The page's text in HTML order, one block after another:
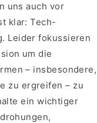
uns auch vor
klar: Tech-
Leider fokussieren
um die
– insbesondere,
zu ergreifen – zu
ein wichtiger